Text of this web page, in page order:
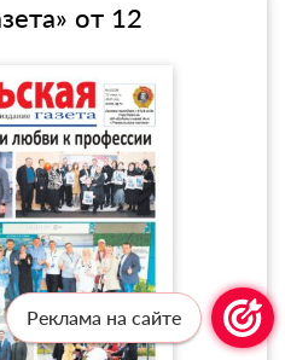
от 12
Реклама на сайте